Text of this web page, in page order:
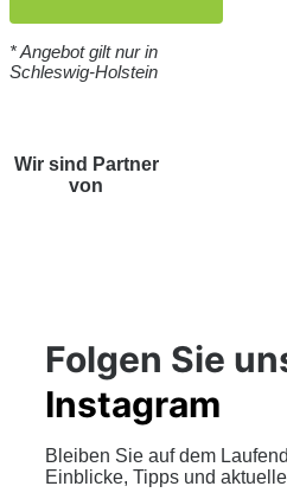
* Angebot gilt nur in
Schleswig-Holstein
Wir sind Partner
von
Folgen Sie
Instagram
Bleiben Sie auf dem
Einblicke, Tipps und